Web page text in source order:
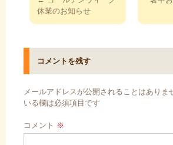
稿
ナ
ョ
休業のお知らせ
コメントを残す
メールアドレスが公開されることはありま
いる欄は必須項目です
コメント ※